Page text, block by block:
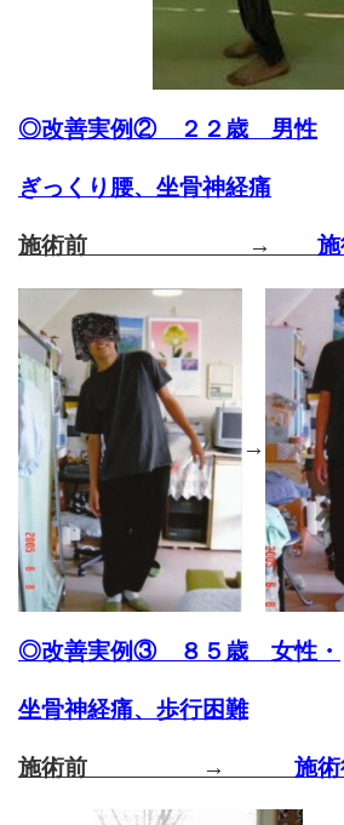
◎改善実例② ２２歳 男性
ぎっくり腰、坐骨神経痛
施術前 →
→
◎改善実例③ ８５歳 女性・
坐骨神経痛、歩行困難
施術前 → 施